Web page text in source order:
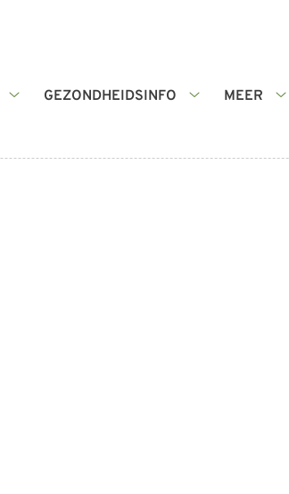
GEZONDHEIDSINFO
MEER